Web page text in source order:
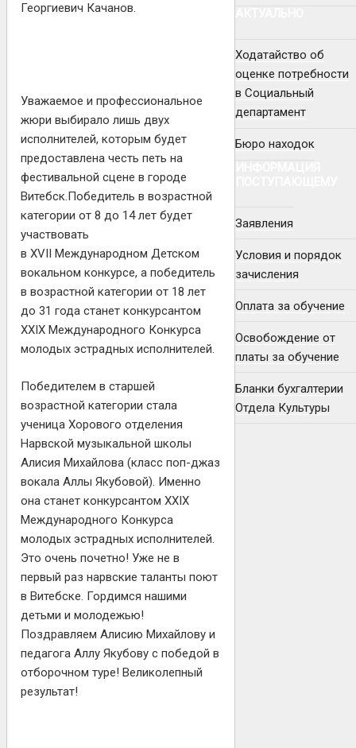
Георгиевич Качанов.
Уважаемое и профессиональное
жюри выбирало лишь двух
исполнителей, которым будет
предоставлена честь петь на
фестивальной сцене в городе
Витебск.Победитель в возрастной
категории от 8 до 14 лет будет
участвовать
в XVII Международном Детском
вокальном конкурсе, а победитель
в возрастной категории от 18 лет
до 31 года станет конкурсантом
XXIX Международного Конкурса
молодых эстрадных исполнителей.
Победителем в старшей
возрастной категории стала
ученица Хорового отделения
Нарвской музыкальной школы
Алисия Михайлова (класс поп-джаз
вокала Аллы Якубовой). Именно
она станет конкурсантом XXIX
Международного Конкурса
молодых эстрадных исполнителей.
Это очень почетно! Уже не в
первый раз нарвские таланты поют
в Витебске. Гордимся нашими
детьми и молодежью!
Поздравляем Алисию Михайлову и
педагога Аллу Якубову с победой в
отборочном туре! Великолепный
результат!
Ходатайство об
оценке потребности
в Социальный
департамент
Бюро находок
Заявления
Условия и порядок
зачисления
Оплата за обучение
Освобождение от
платы за обучение
Бланки бухгалтерии
Отдела Культуры